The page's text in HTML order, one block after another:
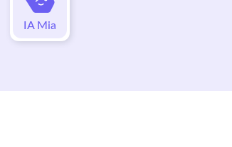
IA Mia